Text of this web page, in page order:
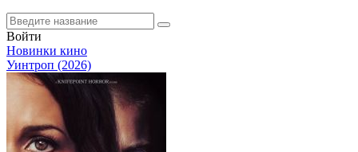
Войти
Новинки кино
Уинтроп (2026)